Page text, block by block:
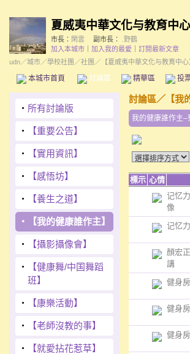
夏威夷中華文化与教育中心
市長： 閑雲 副市長：
.野鶴
加入本城市
加入我的最愛
訂閱最新文章
udn／城市／學校社團 ／社團 ／ 【夏威夷中華文化与教育中
本城市首頁 討論區 精華區 投
‧ 所有討論版
‧ 【重要公告】
‧ 【實用資訊】
‧ 【感悟坊】
‧ 【養生之道】
‧ 【我的健康誰作主】
‧ 【攝影攝像會】
‧
【健康舞/中国舞蹈
班】
‧ 【康樂活動】
‧ 【老師沒教的事】
‧ 【就愛拈花惹草】
討論區／ 【我
我的健康誰作主–
標示 心情
记忆
像
记忆
顏宏
講
健身
健身
健身